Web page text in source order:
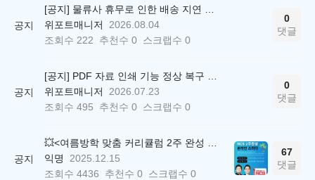
공지
위포트매니저
2026.08.04
조회수 222 추천수 0 스크랩수 0
0
댓글
공지
위포트매니저
2026.07.23
조회수 495 추천수 0 스크랩수 0
0
댓글
공지
익명
2025.12.15
조회수 4436 추천수 0 스크랩수 0
67
댓글